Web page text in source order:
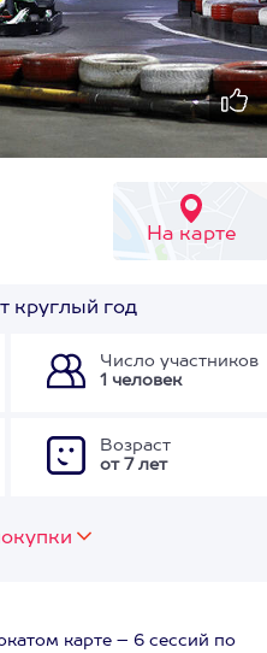
На карте
круглый год
Число участников
1 человек
Возраст
от 7 лет
карте – 6 сессий по